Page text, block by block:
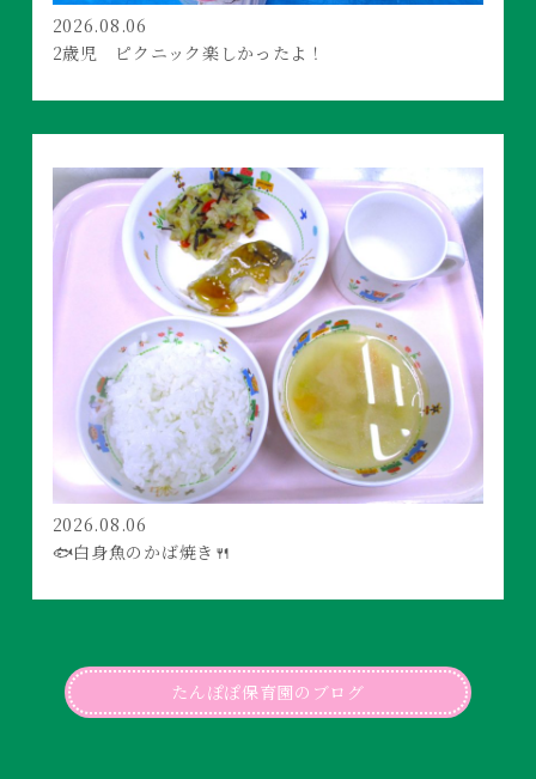
2026.08.06
2歳児 ピクニック楽しかったよ！
2026.08.06
🐟白身魚のかば焼き🍴
たんぽぽ保育園のブログ